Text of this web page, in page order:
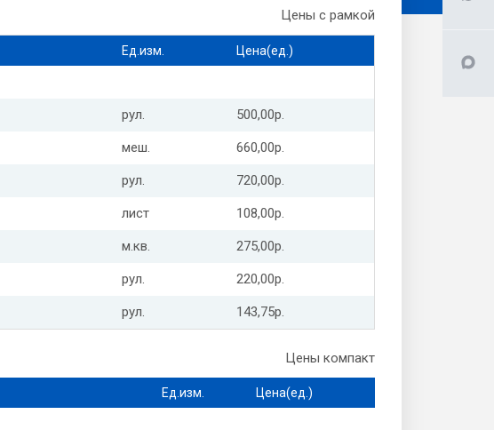
Цены с рамкой
Ед.изм. Цена(ед.)
рул. 500,00р.
меш. 660,00р.
рул. 720,00р.
лист 108,00р.
м.кв. 275,00р.
рул. 220,00р.
рул. 143,75р.
Цены компакт
Ед.изм. Цена(ед.)